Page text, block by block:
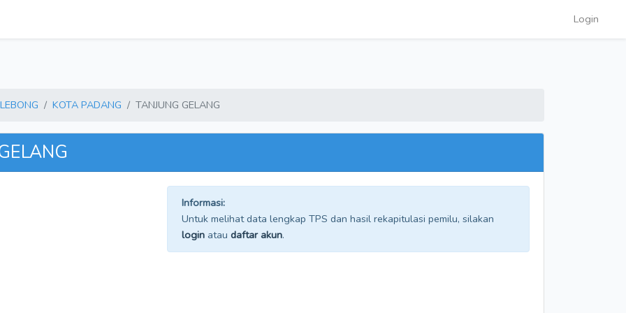
Login
KOTA PADANG TANJUNG GELANG
Informasi:
Untuk melihat data lengkap TPS dan hasil rekapitulasi pemilu, silakan
login atau daftar akun.